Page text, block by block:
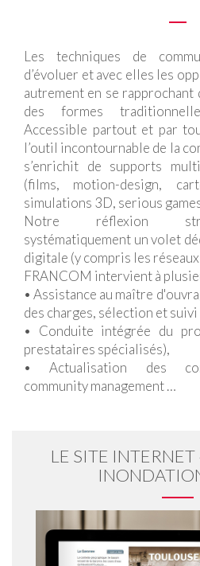
Les techniques de
d’évoluer et avec elles les
autrement en se rapprochant
des formes
Accessible partout et par
l’outil incontournable de la
s’enrichit de supports
(films, motion-design,
simulations 3D, serious
Notre réflexion
systématiquement un volet
digitale (y compris les
FRANCOM intervient à
• Assistance au maître
des charges, sélection et
• Conduite intégrée du
prestataires spécialisés),
• Actualisation des
community management …
LE SITE